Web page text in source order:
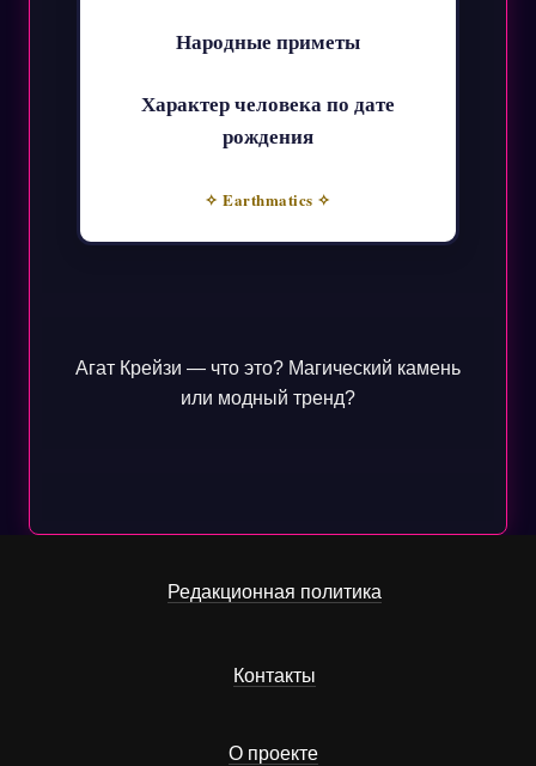
Народные приметы
Характер человека по дате
рождения
✧ Earthmatics ✧
Агат Крейзи — что это? Магический камень
или модный тренд?
Редакционная политика
Контакты
О проекте